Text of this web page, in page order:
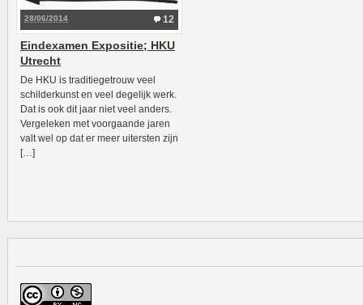
12
28/06/2014
Eindexamen Expositie; HKU
Utrecht
De HKU is traditiegetrouw veel
schilderkunst en veel degelijk werk.
Dat is ook dit jaar niet veel anders.
Vergeleken met voorgaande jaren
valt wel op dat er meer uitersten zijn
[…]